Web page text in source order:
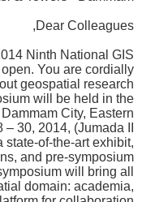
Dear Colleagues,
Ninth National GIS
You are cordially
geospatial research
will be held in the
City, Eastern
30, 2014, (Jumada II
state-of-the-art exhibit,
and pre-symposium
will bring all
domain: academia,